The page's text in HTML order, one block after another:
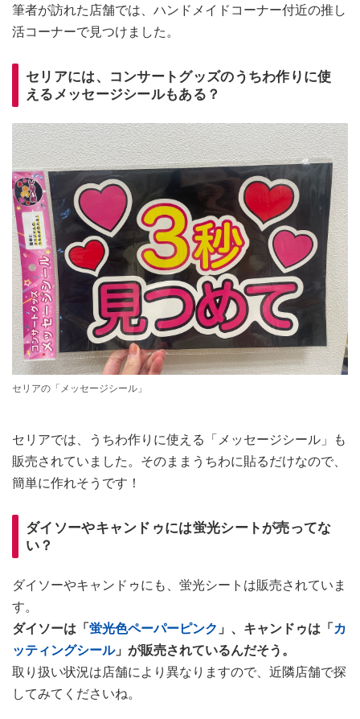
筆者が訪れた店舗では、ハンドメイドコーナー付近の推し
活コーナーで見つけました。
セリアには、コンサートグッズのうちわ作りに使
えるメッセージシールもある？
セリアの「メッセージシール」
セリアでは、うちわ作りに使える「メッセージシール」も
販売されていました。そのままうちわに貼るだけなので、
簡単に作れそうです！
ダイソーやキャンドゥには蛍光シートが売ってな
い？
ダイソーやキャンドゥにも、蛍光シートは販売されていま
す。
ダイソーは「蛍光色ペーパーピンク 」、キャンドゥは「カ
ッティングシール」が販売されているんだそう。
取り扱い状況は店舗により異なりますので、近隣店舗で探
してみてくださいね。